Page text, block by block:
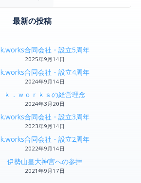
最新の投稿
k.works合同会社・設立5周年
2025年9月14日
k.works合同会社・設立4周年
2024年9月14日
ｋ．ｗｏｒｋｓの経営理念
2024年3月20日
k.works合同会社・設立3周年
2023年9月14日
k.works合同会社・設立2周年
2022年9月14日
伊勢山皇大神宮への参拝
2021年9月17日